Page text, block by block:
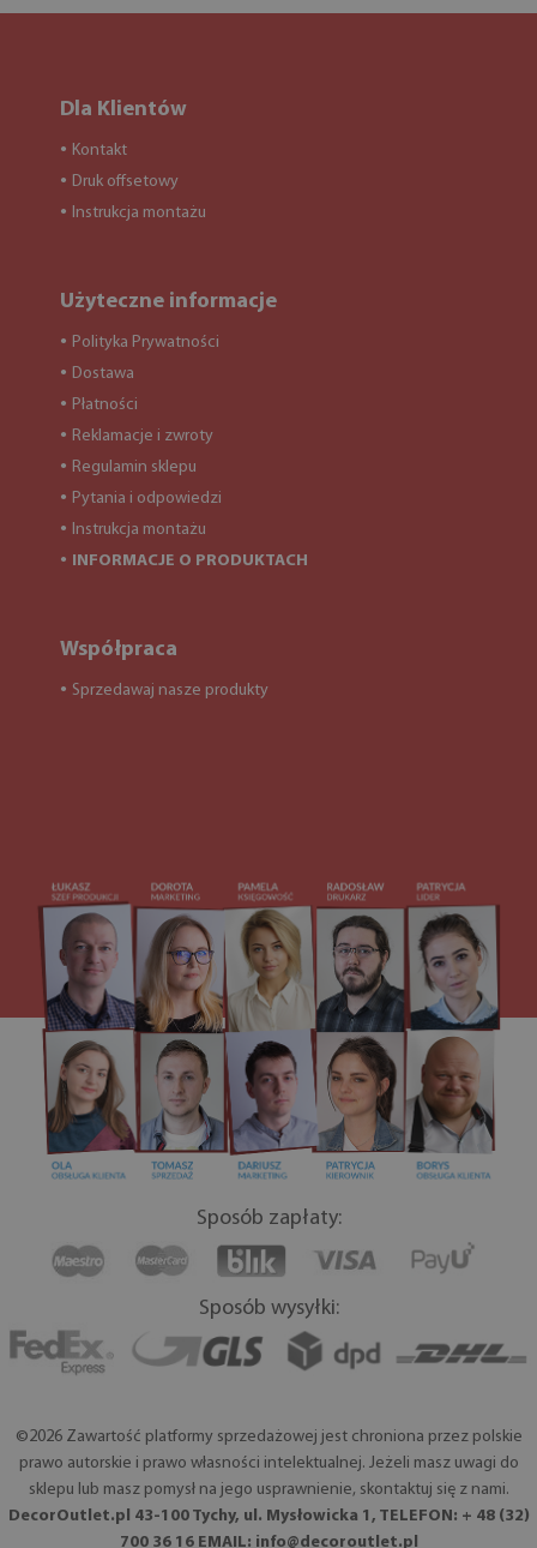
Dla Klientów
● Kontakt
● Druk offsetowy
● Instrukcja montażu
Użyteczne informacje
● Polityka Prywatności
● Dostawa
● Płatności
● Reklamacje i zwroty
● Regulamin sklepu
● Pytania i odpowiedzi
● Instrukcja montażu
● INFORMACJE O PRODUKTACH
Współpraca
● Sprzedawaj nasze produkty
Sposób zapłaty:
Sposób wysyłki:
©2026 Zawartość platformy sprzedażowej jest chroniona przez polskie
prawo autorskie i prawo własności intelektualnej. Jeżeli masz uwagi do
sklepu lub masz pomysł na jego usprawnienie, skontaktuj się z nami.
DecorOutlet.pl 43-100 Tychy, ul. Mysłowicka 1, TELEFON: + 48 (32)
700 36 16 EMAIL: info@decoroutlet.pl